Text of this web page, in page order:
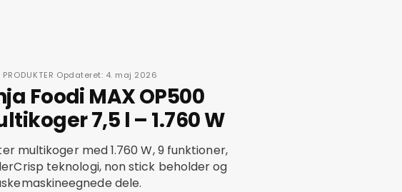
·PRODUKTER·Opdateret: 4. maj 2026
Foodi MAX OP500
7,5 l – 1.760 W
multikoger med 1.760 W, 9 funktioner,
teknologi, non stick beholder og
dele.